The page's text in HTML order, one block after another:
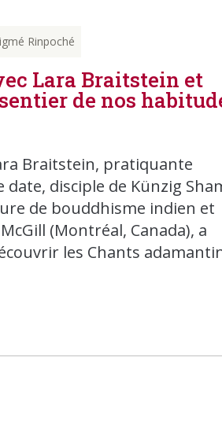
Rinpoché
Lara Braitstein et
de nos
Braitstein, pratiquante
disciple de Künzig
de bouddhisme indien et
(Montréal, Canada), a
les Chants